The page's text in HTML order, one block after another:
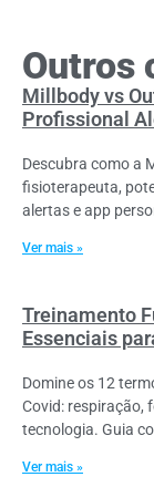
Outros
Millbody vs
Profissional
Descubra como a
fisioterapeuta,
alertas e app
Ver mais »
Treinamento
Essenciais
Domine os 12
Covid: respiração,
tecnologia. Guia
Ver mais »